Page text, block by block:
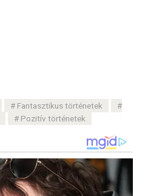
Fantasztikus történetek
Pozitív történetek